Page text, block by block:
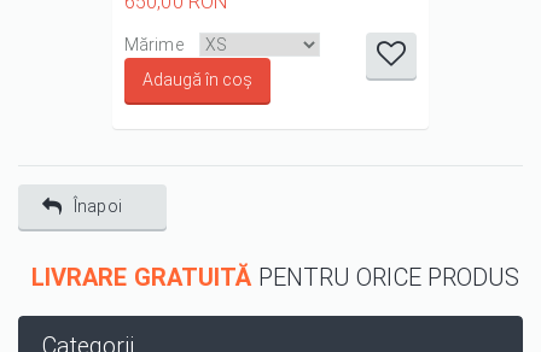
it
1/5
3/5
it
4/5
it
5/5
Mărime
Înapoi
LIVRARE GRATUITĂ PENTRU ORICE PRODUS